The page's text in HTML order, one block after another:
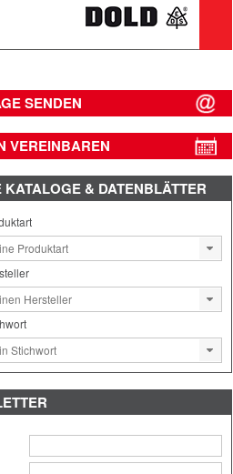
SENDEN
VEREINBAREN
KATALOGE & DATENBLÄTTER